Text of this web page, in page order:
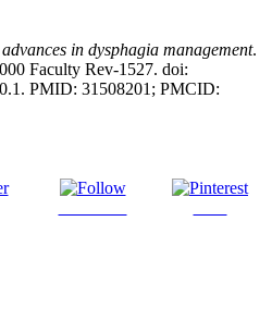
advances in dysphagia management.
Faculty Rev-1527. doi:
PMID: 31508201; PMCID: